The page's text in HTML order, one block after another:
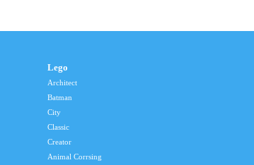
Lego
Architect
Batman
City
Classic
Creator
Animal Corrsing